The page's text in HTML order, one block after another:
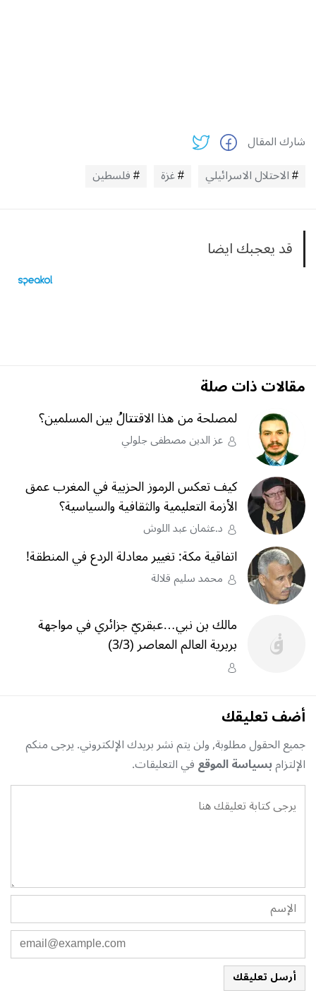
شارك المقال
الاحتلال الاسرائيلي
غزة فلسطين
قد يعجبك ايضا
مقالات ذات صلة
لمصلحة من هذا الاقتتالُ بين المسلمين؟
عز الدين مصطفى جلولي
كيف تعكس الرموز الحزبية في المغرب عمق
الأزمة التعليمية والثقافية والسياسية؟
د.عثمان عبد اللوش
اتفاقية مكة: تغيير معادلة الردع في المنطقة!
محمد سليم قلالة
مالك بن نبي…عبقريّ جزائري في مواجهة
بربرية العالم المعاصر (3/3)
أضف تعليقك
جميع الحقول مطلوبة, ولن يتم نشر بريدك الإلكتروني. يرجى منكم
الإلتزامبسياسة الموقعفي التعليقات.
أرسل تعليقك